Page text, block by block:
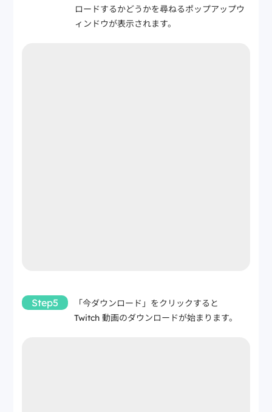
ロードするかどうかを尋ねるポップアップウ
ィンドウが表示されます。
Step5
「今ダウンロード」をクリックすると
Twitch 動画のダウンロードが始まります。